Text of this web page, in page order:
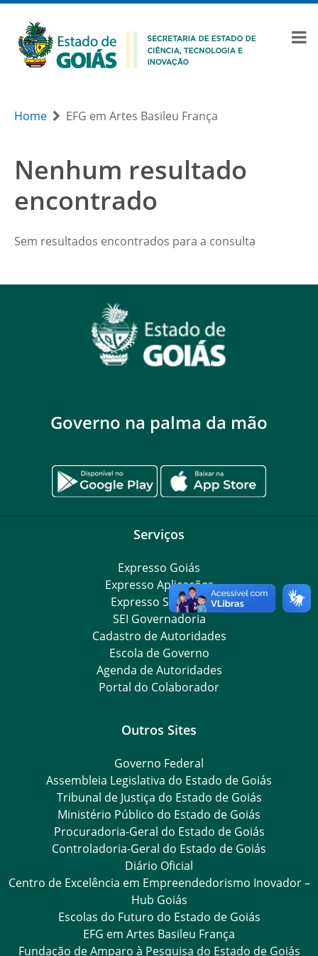
Home EFG em Artes Basileu França
Nenhum resultado
encontrado
Sem resultados encontrados para a consulta
Governo na palma da mão
Serviços
Expresso Goiás
Expresso Aplicações
Expresso Servidor
SEI Governadoria
Cadastro de Autoridades
Escola de Governo
Agenda de Autoridades
Portal do Colaborador
Outros Sites
Governo Federal
Assembleia Legislativa do Estado de Goiás
Tribunal de Justiça do Estado de Goiás
Ministério Público do Estado de Goiás
Procuradoria-Geral do Estado de Goiás
Controladoria-Geral do Estado de Goiás
Diário Oficial
Centro de Excelência em Empreendedorismo Inovador –
Hub Goiás
Escolas do Futuro do Estado de Goiás
EFG em Artes Basileu França
Fundação de Amparo à Pesquisa do Estado de Goiás